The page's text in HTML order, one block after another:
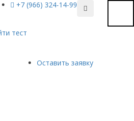
+7 (966) 324-14-99
тест
Оставить заявку